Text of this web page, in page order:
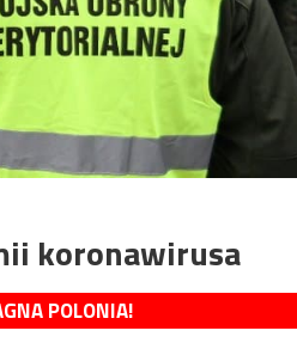
koronawirusa
POLONIA!